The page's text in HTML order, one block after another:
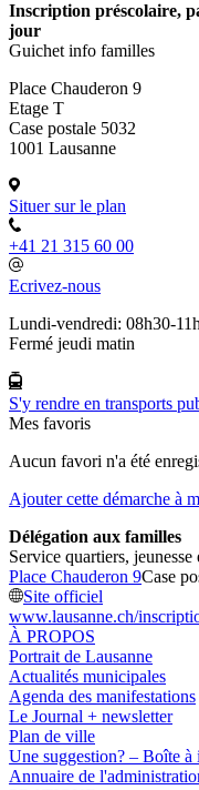
Inscription préscolaire,
jour
Guichet info familles
Place Chauderon 9
Etage T
Case postale 5032
1001 Lausanne
Situer sur le plan
+41 21 315 60 00
Ecrivez-nous
Lundi-vendredi: 08h30-
Fermé jeudi matin
S'y rendre en transports
Mes favoris
Aucun favori n'a été
Ajouter cette démarche à
Délégation aux familles
Service quartiers, jeunesse
Place Chauderon 9Case
Site officiel
www.lausanne.ch/
À PROPOS
Portrait de Lausanne
Actualités municipales
Agenda des manifestations
Le Journal + newsletter
Plan de ville
Une suggestion? – Boîte à
Annuaire de